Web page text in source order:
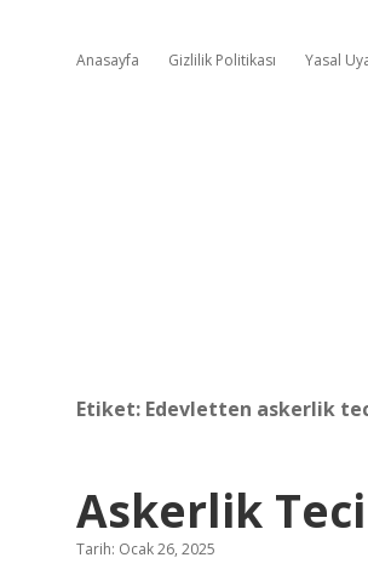
Anasayfa Gizlilik Politikası Yasal
Etiket: Edevletten askerlik
Askerlik
Tarih: Ocak 26, 2025